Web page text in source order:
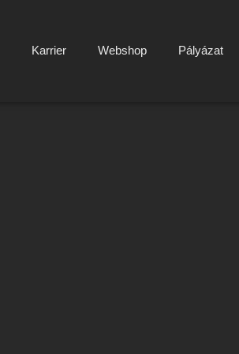
Karrier Webshop Pályázat